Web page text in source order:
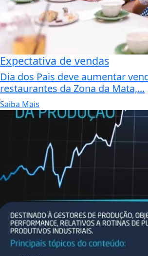
Expectativa de vendas
Dia dos Pais deve aumentar
restaurantes da Zona da Mata,...
Saiba Mais